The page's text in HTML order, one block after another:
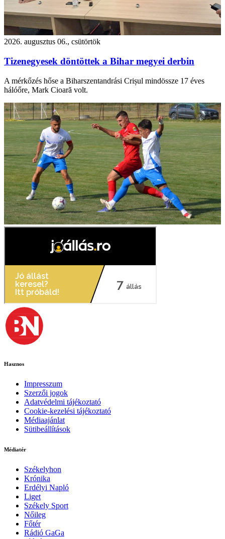
2026. augusztus 06., csütörtök
Tizenegyesek döntöttek a Bihar megyei derbin
A mérkőzés hőse a Biharszentandrási Crișul mindössze 17 éves
hálóőre, Mark Cioară volt.
Hasznos
Impresszum
Szerzői jogok
Adatvédelmi tájékoztató
Cookie-kezelési tájékoztató
Médiaajánlat
Sütibeállítások
Médiatér
Székelyhon
Krónika
Erdélyi Napló
Liget
Székely Sport
Nőileg
Főtér
Rádió GaGa